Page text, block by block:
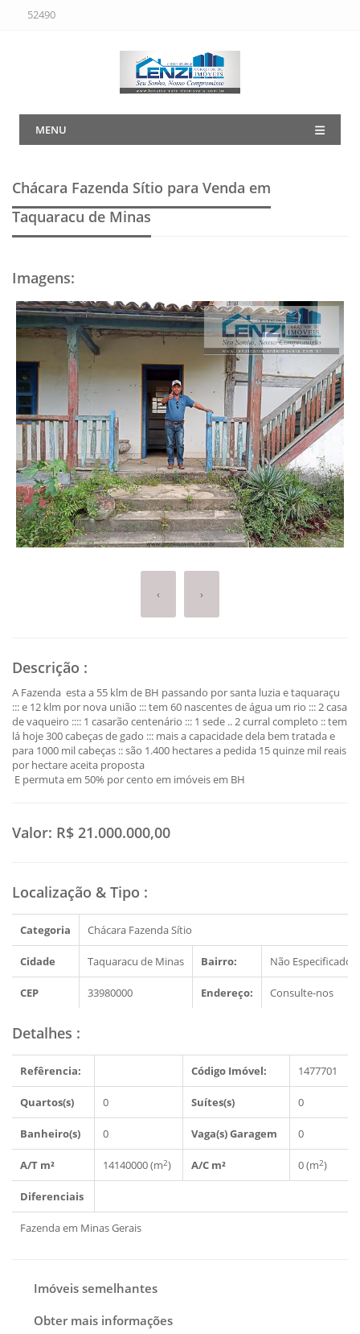
52490
MENU
Chácara Fazenda Sítio para Venda em
Taquaracu de Minas
Imagens:
‹ ›
Descrição :
A Fazenda esta a 55 klm de BH passando por santa luzia e taquaraçu
::: e 12 klm por nova união ::: tem 60 nascentes de água um rio ::: 2 casa
de vaqueiro :::: 1 casarão centenário ::: 1 sede .. 2 curral completo :: tem
lá hoje 300 cabeças de gado ::: mais a capacidade dela bem tratada e
para 1000 mil cabeças :: são 1.400 hectares a pedida 15 quinze mil reais
por hectare aceita proposta
E permuta em 50% por cento em imóveis em BH
Valor: R$ 21.000.000,00
Localização & Tipo :
Categoria Chácara Fazenda Sítio
Cidade Taquaracu de Minas Bairro: Não Especificado
CEP 33980000 Endereço: Consulte-nos
Detalhes :
Refêrencia: Código Imóvel: 1477701
Quartos(s) 0 Suítes(s) 0
Banheiro(s) 0 Vaga(s) Garagem 0
A/T m² 14140000 (m2) A/C m² 0 (m2)
Diferenciais
Fazenda em Minas Gerais
Imóveis semelhantes
Obter mais informações